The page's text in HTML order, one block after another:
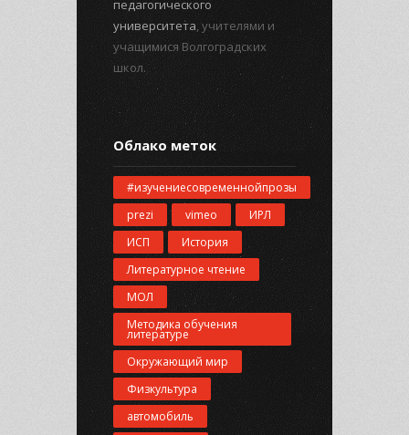
педагогического
университета, учителями и
учащимися Волгоградских
школ.
Облако меток
#изучениесовременнойпрозы
prezi
vimeo
ИРЛ
ИСП
История
Литературное чтение
МОЛ
Методика обучения
литературе
Окружающий мир
Физкультура
автомобиль